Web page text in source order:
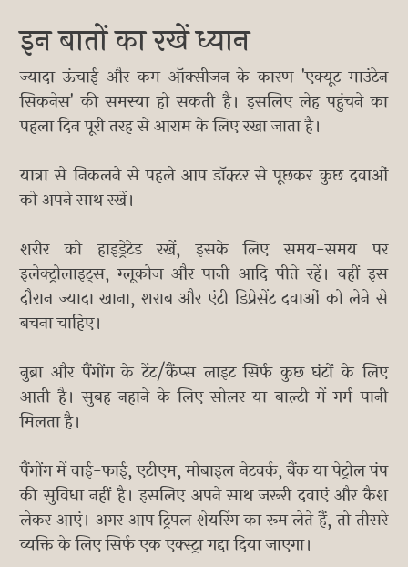
इन बातों का रखें ध्यान
ज्यादा ऊंचाई और कम ऑक्सीजन के कारण 'एक्यूट माउंटेन
सिकनेस' की समस्या हो सकती है। इसलिए लेह पहुंचने का
पहला दिन पूरी तरह से आराम के लिए रखा जाता है।
यात्रा से निकलने से पहले आप डॉक्टर से पूछकर कुछ दवाओं
को अपने साथ रखें।
शरीर को हाइड्रेटेड रखें, इसके लिए समय-समय पर
इलेक्ट्रोलाइट्स, ग्लूकोज और पानी आदि पीते रहें। वहीं इस
दौरान ज्यादा खाना, शराब और एंटी डिप्रेसेंट दवाओं को लेने से
बचना चाहिए।
नुब्रा और पैंगोंग के टेंट/कैंप्स लाइट सिर्फ कुछ घंटों के लिए
आती है। सुबह नहाने के लिए सोलर या बाल्टी में गर्म पानी
मिलता है।
पैंगोंग में वाई-फाई, एटीएम, मोबाइल नेटवर्क, बैंक या पेट्रोल पंप
की सुविधा नहीं है। इसलिए अपने साथ जरूरी दवाएं और कैश
लेकर आएं। अगर आप ट्रिपल शेयरिंग का रूम लेते हैं, तो तीसरे
व्यक्ति के लिए सिर्फ एक एक्स्ट्रा गद्दा दिया जाएगा।